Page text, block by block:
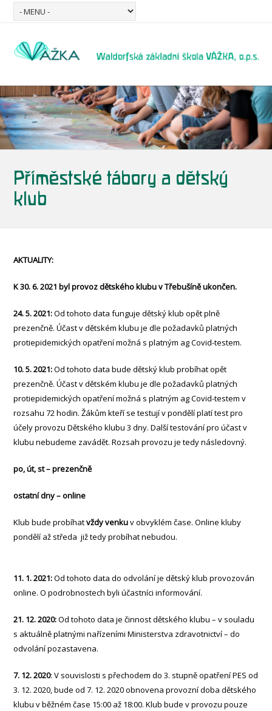
Příměstské tábory a dětský
klub
AKTUALITY:
K 30. 6. 2021 byl provoz dětského klubu v Třebušíně ukončen.
24. 5. 2021:Od tohoto data funguje dětský klub opět plně
prezenčně. Účast v dětském klubu je dle požadavků platných
protiepidemických opatření možná s platným ag Covid-testem.
10. 5. 2021:Od tohoto data bude dětský klub probíhat opět
prezenčně. Účast v dětském klubu je dle požadavků platných
protiepidemických opatření možná s platným ag Covid-testem v
rozsahu 72 hodin. Žákům kteří se testují v pondělí platí test pro
účely provozu Dětského klubu 3 dny. Další testování pro účast v
klubu nebudeme zavádět. Rozsah provozu je tedy následovný.
po, út, st – prezenčně
ostatní dny – online
Klub bude probíhatvždy venkuv obvyklém čase. Online kluby
pondělí až středa již tedy probíhat nebudou.
11. 1. 2021:Od tohoto data do odvolání je dětský klub provozován
online. O podrobnostech byli účastníci informování.
21. 12. 2020:Od tohoto data je činnost dětského klubu – v souladu
s aktuálně platnými nařízeními Ministerstva zdravotnictví – do
odvolání pozastavena.
7. 12. 2020: V souvislosti s přechodem do 3. stupně opatření PES od
3. 12. 2020, bude od 7. 12. 2020 obnovena provozní doba dětského
klubu v běžném čase 15:00 až 18:00. Klub bude v provozu pouze